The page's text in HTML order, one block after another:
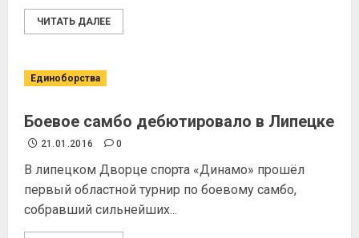
ЧИТАТЬ ДАЛЕЕ
Единоборства
Боевое самбо дебютировало в Липецке
21.01.2016 0
В липецком Дворце спорта «Динамо» прошёл
первый областной турнир по боевому самбо,
собравший сильнейших...